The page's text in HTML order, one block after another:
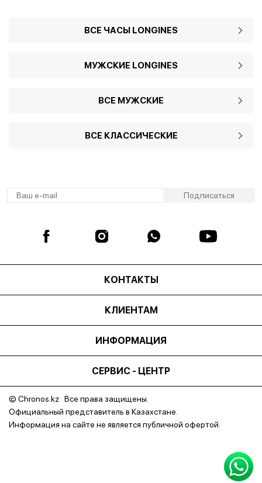
ВСЕ ЧАСЫ LONGINES
МУЖСКИЕ LONGINES
ВСЕ МУЖСКИЕ
ВСЕ КЛАССИЧЕСКИЕ
КОНТАКТЫ
КЛИЕНТАМ
ИНФОРМАЦИЯ
СЕРВИС - ЦЕНТР
© Chronos.kz Все права защищены.
Официальный представитель в Казахстане.
Информация на сайте не является публичной офертой.